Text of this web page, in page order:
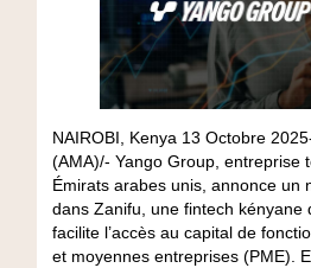
NAIROBI, Kenya 13 Octobre
(AMA)/- Yango Group, entreprise
Émirats arabes unis, annonce un
dans Zanifu, une fintech kényane
facilite l’accès au capital de
et moyennes entreprises (PME).